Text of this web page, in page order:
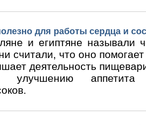
для работы сердца и
и египтяне называли
считали, что оно
деятельность
улучшению